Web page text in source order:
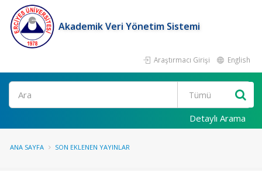
Akademik Veri Yönetim Sistemi
Araştırmacı Girişi English
Ara
Detaylı Arama
ANA SAYFA SON EKLENEN YAYINLAR